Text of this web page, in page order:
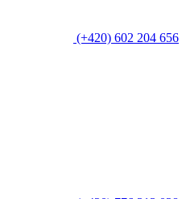
(+420) 602 204 656